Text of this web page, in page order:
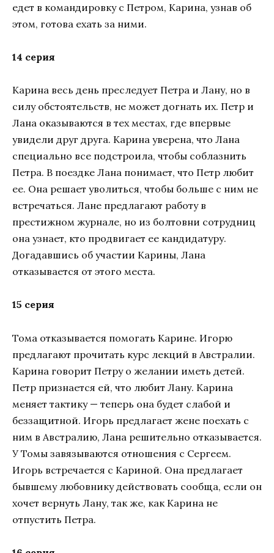
едет в командировку с Петром, Карина, узнав об
этом, готова ехать за ними.
14 серия
Карина весь день преследует Петра и Лану, но в
силу обстоятельств, не может догнать их. Петр и
Лана оказываются в тех местах, где впервые
увидели друг друга. Карина уверена, что Лана
специально все подстроила, чтобы соблазнить
Петра. В поездке Лана понимает, что Петр любит
ее. Она решает уволиться, чтобы больше с ним не
встречаться. Лане предлагают работу в
престижном журнале, но из болтовни сотрудниц
она узнает, кто продвигает ее кандидатуру.
Догадавшись об участии Карины, Лана
отказывается от этого места.
15 серия
Тома отказывается помогать Карине. Игорю
предлагают прочитать курс лекций в Австралии.
Карина говорит Петру о желании иметь детей.
Петр признается ей, что любит Лану. Карина
меняет тактику — теперь она будет слабой и
беззащитной. Игорь предлагает жене поехать с
ним в Австралию, Лана решительно отказывается.
У Томы завязываются отношения с Сергеем.
Игорь встречается с Кариной. Она предлагает
бывшему любовнику действовать сообща, если он
хочет вернуть Лану, так же, как Карина не
отпустить Петра.